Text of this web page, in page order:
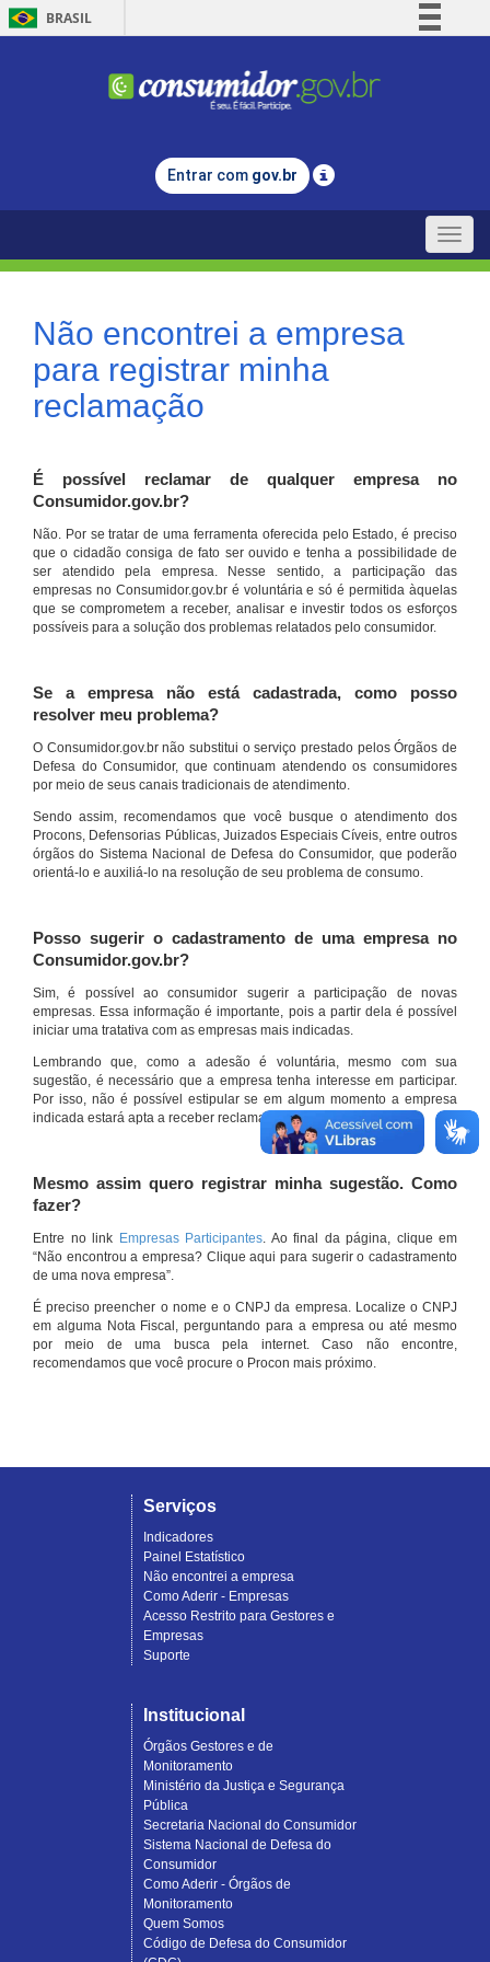
BRASIL
Comunica BR
Legislação
Entrar com gov.br
Toggle
Não encontrei a empresa
para registrar minha
reclamação
É possível reclamar de qualquer empresa no
Consumidor.gov.br?
Não. Por se tratar de uma ferramenta oferecida pelo Estado, é preciso
que o cidadão consiga de fato ser ouvido e tenha a possibilidade de
ser atendido pela empresa. Nesse sentido, a participação das
empresas no Consumidor.gov.br é voluntária e só é permitida àquelas
que se comprometem a receber, analisar e investir todos os esforços
possíveis para a solução dos problemas relatados pelo consumidor.
Se a empresa não está cadastrada, como posso
resolver meu problema?
O Consumidor.gov.br não substitui o serviço prestado pelos Órgãos de
Defesa do Consumidor, que continuam atendendo os consumidores
por meio de seus canais tradicionais de atendimento.
Sendo assim, recomendamos que você busque o atendimento dos
Procons, Defensorias Públicas, Juizados Especiais Cíveis, entre outros
órgãos do Sistema Nacional de Defesa do Consumidor, que poderão
orientá-lo e auxiliá-lo na resolução de seu problema de consumo.
Posso sugerir o cadastramento de uma empresa no
Consumidor.gov.br?
Sim, é possível ao consumidor sugerir a participação de novas
empresas. Essa informação é importante, pois a partir dela é possível
iniciar uma tratativa com as empresas mais indicadas.
Lembrando que, como a adesão é voluntária, mesmo com sua
sugestão, é necessário que a empresa tenha interesse em participar.
Por isso, não é possível estipular se em algum momento a empresa
indicada estará apta a receber reclamações por meio do site.
Mesmo assim quero registrar minha sugestão. Como
fazer?
Entre no link Empresas Participantes. Ao final da página, clique em
“Não encontrou a empresa? Clique aqui para sugerir o cadastramento
de uma nova empresa”.
É preciso preencher o nome e o CNPJ da empresa. Localize o CNPJ
em alguma Nota Fiscal, perguntando para a empresa ou até mesmo
por meio de uma busca pela internet. Caso não encontre,
recomendamos que você procure o Procon mais próximo.
Serviços
Indicadores
Painel Estatístico
Não encontrei a empresa
Como Aderir - Empresas
Acesso Restrito para Gestores e
Empresas
Suporte
Institucional
Órgãos Gestores e de
Monitoramento
Ministério da Justiça e Segurança
Pública
Secretaria Nacional do Consumidor
Sistema Nacional de Defesa do
Consumidor
Como Aderir - Órgãos de
Monitoramento
Quem Somos
Código de Defesa do Consumidor